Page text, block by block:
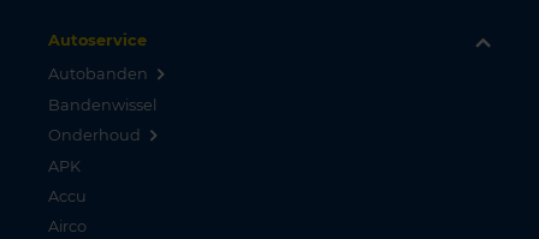
Autoservice
Autobanden
Bandenwissel
Onderhoud
APK
Accu
Airco